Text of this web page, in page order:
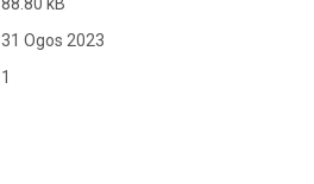
31 Ogos 2023
1